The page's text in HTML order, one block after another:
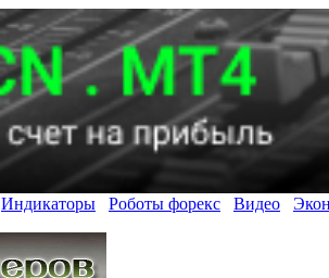
Индикаторы Роботы форекс Видео